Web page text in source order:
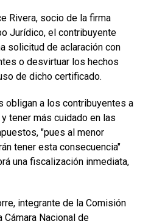
Rivera, socio de la firma
Jurídico, el contribuyente
solicitud de aclaración con
o desvirtuar los hechos
de dicho certificado.
obligan a los contribuyentes a
tener más cuidado en las
"pues al menor
tener esta consecuencia"
una fiscalización inmediata,
integrante de la Comisión
Nacional de